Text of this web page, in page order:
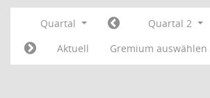
Quartal Quartal 2
Aktuell
Gremium auswählen